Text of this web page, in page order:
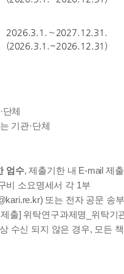
2026.3.1.∼2027.12.31.
(2026.3.1.~2026.12.31)
체
기관·단체
엄수, 제출기한 내 E-mail 제
비 소요명세서 각 1부
또는 전자 공문 송부
출] 위탁연구과제명_위탁기
수신 되지 않은 경우, 모든